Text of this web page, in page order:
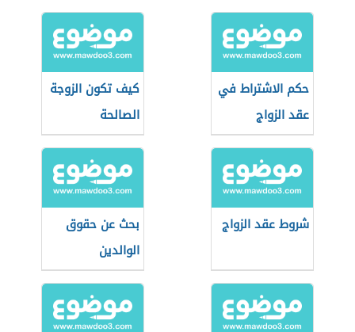
حكم الاشتراط في
عقد الزواج
كيف تكون الزوجة
الصالحة
شروط عقد الزواج
بحث عن حقوق
الوالدين